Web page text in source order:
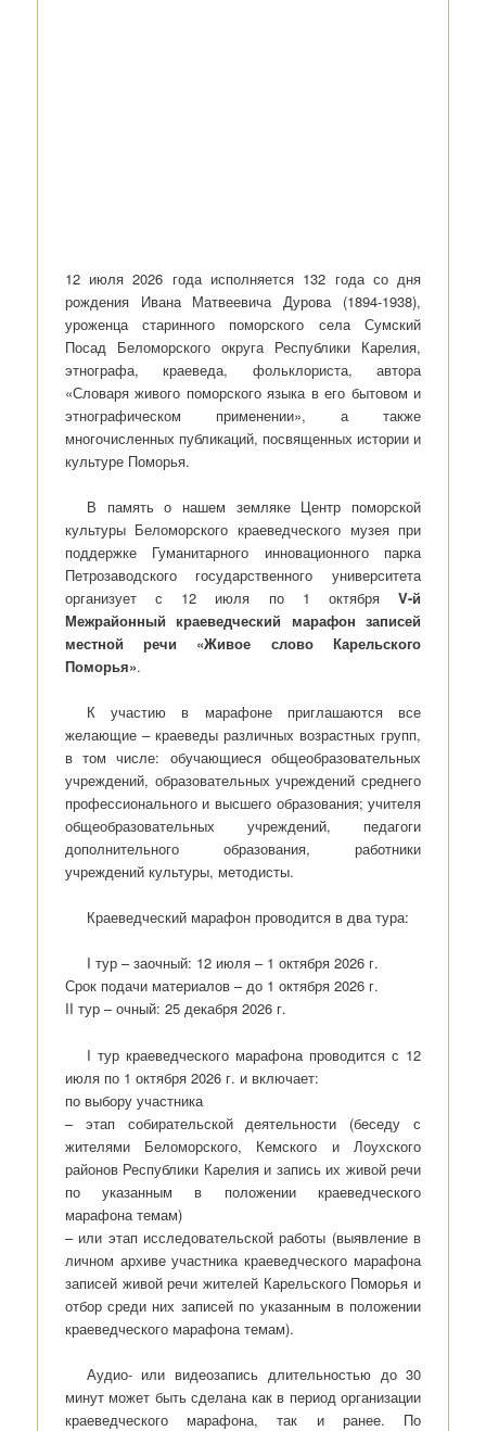
12 июля 2026 года исполняется 132 года со дня
рождения Ивана Матвеевича Дурова (1894-1938),
уроженца старинного поморского села Сумский
Посад Беломорского округа Республики Карелия,
этнографа, краеведа, фольклориста, автора
«Словаря живого поморского языка в его бытовом и
этнографическом применении», а также
многочисленных публикаций, посвященных истории и
культуре Поморья.
В память о нашем земляке Центр поморской
культуры Беломорского краеведческого музея при
поддержке Гуманитарного инновационного парка
Петрозаводского государственного университета
организует с 12 июля по 1 октября V-й
Межрайонный краеведческий марафон записей
местной речи «Живое слово Карельского
Поморья».
К участию в марафоне приглашаются все
желающие – краеведы различных возрастных групп,
в том числе: обучающиеся общеобразовательных
учреждений, образовательных учреждений среднего
профессионального и высшего образования; учителя
общеобразовательных учреждений, педагоги
дополнительного образования, работники
учреждений культуры, методисты.
Краеведческий марафон проводится в два тура:
I тур – заочный: 12 июля – 1 октября 2026 г.
Срок подачи материалов – до 1 октября 2026 г.
II тур – очный: 25 декабря 2026 г.
I тур краеведческого марафона проводится с 12
июля по 1 октября 2026 г. и включает:
по выбору участника
– этап собирательской деятельности (беседу с
жителями Беломорского, Кемского и Лоухского
районов Республики Карелия и запись их живой речи
по указанным в положении краеведческого
марафона темам)
– или этап исследовательской работы (выявление в
личном архиве участника краеведческого марафона
записей живой речи жителей Карельского Поморья и
отбор среди них записей по указанным в положении
краеведческого марафона темам).
Аудио- или видеозапись длительностью до 30
минут может быть сделана как в период организации
краеведческого марафона, так и ранее. По